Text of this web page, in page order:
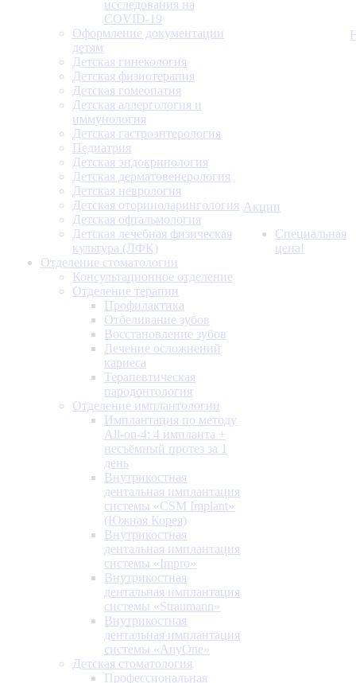
исследования на
COVID-19
Оформление документации
детям
Детская гинекология
Детская физиотерапия
Детская гомеопатия
Детская аллергология и
иммунология
Детская гастроэнтерология
Педиатрия
Детская эндокринология
Детская дерматовенерология
Детская неврология
Детская оториноларингология
Детская офтальмология
Детская лечебная физическая
культура (ЛФК)
Отделение стоматологии
Консультационное отделение
Отделение терапии
Профилактика
Отбеливание зубов
Восстановление зубов
Лечение осложнений
кариеса
Терапевтическая
пародонтология
Отделение имплантологии
Имплантация по методу
All-on-4: 4 импланта +
несъёмный протез за 1
день
Внутрикостная
дентальная имплантация
системы «CSM Implant»
(Южная Корея)
Внутрикостная
дентальная имплантация
системы «Impro»
Внутрикостная
дентальная имплантация
системы «Straumann»
Внутрикостная
дентальная имплантация
системы «AnyOne»
Детская стоматология
Профессиональная
Акции
Специальная
цена!